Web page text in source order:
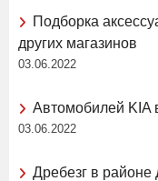
Подборка
других магазинов
03.06.2022
Автомобилей KIA
03.06.2022
Дребезг в районе